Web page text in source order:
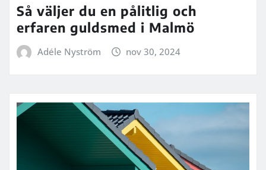
Så väljer du en pålitlig och
erfaren guldsmed i Malmö
Adéle Nyström nov 30, 2024